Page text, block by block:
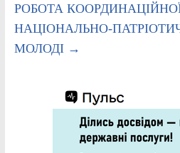
РОБОТА
НАЦІОНАЛЬНО-
МОЛОДІ →